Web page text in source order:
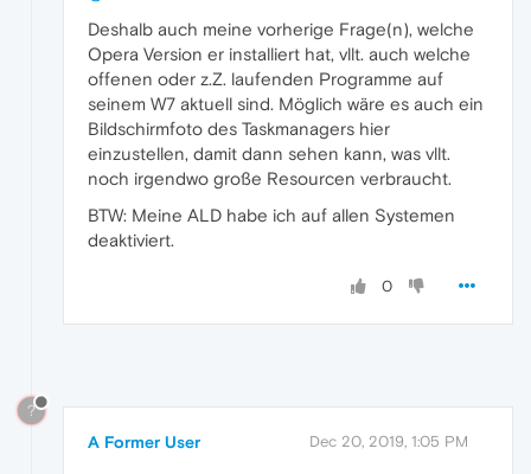
Deshalb auch meine vorherige Frage(n), welche
Opera Version er installiert hat, vllt. auch welche
offenen oder z.Z. laufenden Programme auf
seinem W7 aktuell sind. Möglich wäre es auch ein
Bildschirmfoto des Taskmanagers hier
einzustellen, damit dann sehen kann, was vllt.
noch irgendwo große Resourcen verbraucht.
BTW: Meine ALD habe ich auf allen Systemen
deaktiviert.
0
?
A Former User Dec 20, 2019, 1:05 PM